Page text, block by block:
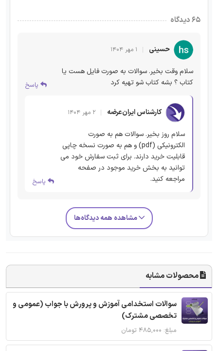
۶۵ دیدگاه
حسینی ۱ مهر ۱۴۰۴
سلام وقت بخیر. سوالات به صورت فایل هست یا
کتاب ؟ بشه کتاب شو تهیه کرد
پاسخ
کارشناس ایران‌عرضه ۲ مهر ۱۴۰۴
سلام روز بخیر. سوالات هم به صورت
الکترونیکی (pdf) و هم به صورت نسخه چاپی
قابلیت خرید دارند. برای ثبت سفارش خود می
توانید به بخش خرید موجود در صفحه
مراجعه کنید.
پاسخ
مشاهده همه دیدگاه‌ها
محصولات مشابه
سوالات استخدامی آموزش و پرورش با جواب (عمومی و
تخصصی مشترک)
مبلغ: ۴۸۵,۰۰۰ تومان